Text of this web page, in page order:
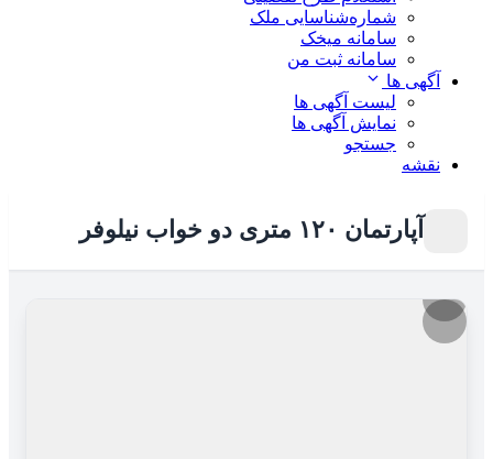
شماره‌شناسایی ملک
سامانه میخک
سامانه ثبت من
آگهی ها
لیست آگهی ها
نمایش آگهی ها
جستجو
نقشه
آپارتمان ۱۲۰ متری دو خواب نیلوفر